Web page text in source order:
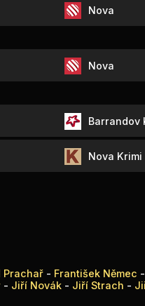
Nova
Nova
Barrandov
Nova Krimi
Prachař - František Němec -
- Jiří Novák - Jiří Strach -